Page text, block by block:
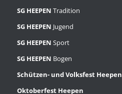
SG HEEPEN Tradition
SG HEEPEN Jugend
SG HEEPEN Sport
SG HEEPEN Bogen
Schützen- und Volksfest Heepen
Oktoberfest Heepen